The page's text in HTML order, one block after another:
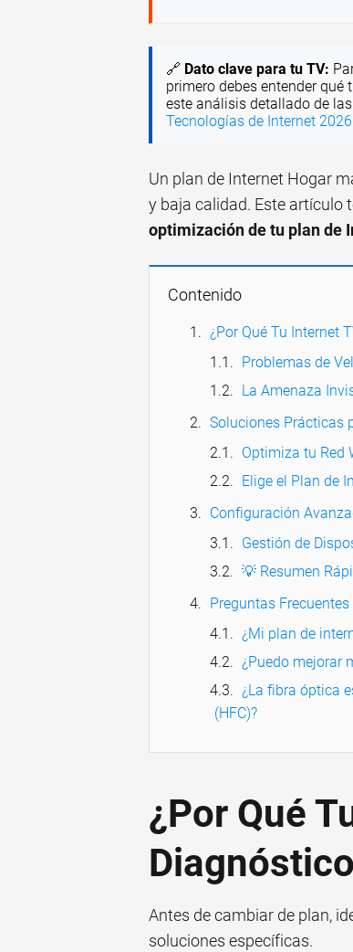
🔗 Dato clave para tu TV:
primero debes entender qué
este análisis detallado de
Tecnologías de Internet
Un plan de Internet Hogar
y baja calidad. Este artículo
optimización de tu plan de
Contenido
¿Por Qué Tu Internet
Problemas de
La Amenaza
Soluciones Prácticas
Optimiza tu Red
Elige el Plan de
Configuración
Gestión de
💡 Resumen
Preguntas Frecuentes
¿Mi plan de
¿Puedo mejorar
¿La fibra óptica
(HFC)?
¿Por Qué
Antes de cambiar de plan,
soluciones específicas.